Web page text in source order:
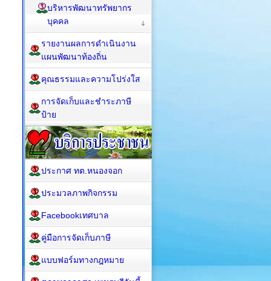
บริหารพัฒนาทรัพยากร
บุคคล
รายงานผลการดำเนินงาน
แผนพัฒนาท้องถิ่น
คุณธรรมและความโปร่งใส
การจัดเก็บและชำระภาษี
ป้าย
ประกาศ ทต.หนองจอก
ประมวลภาพกิจกรรม
Facebookเทศบาล
คู่มือการจัดเก็บภาษี
แบบฟอร์มทางกฎหมาย